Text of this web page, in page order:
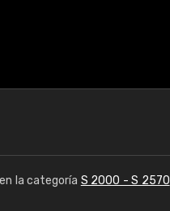
la categoría S 2000 - S 2570